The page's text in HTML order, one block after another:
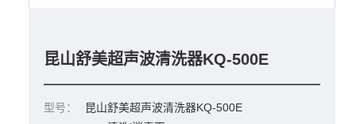
昆山舒美超声波清洗器KQ-500E
型号： 昆山舒美超声波清洗器KQ-500E